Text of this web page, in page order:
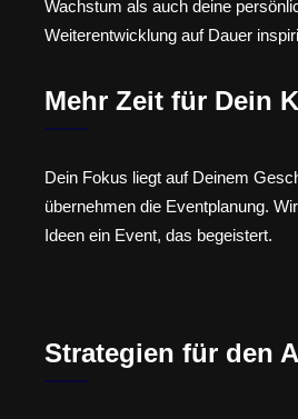
Wachstum als auch deine
Weiterentwicklung auf Dauer
Mehr Zeit für Dein
Dein Fokus liegt auf Deinem
übernehmen die Eventplanung.
Ideen ein Event, das begeistert.
Strategien für den